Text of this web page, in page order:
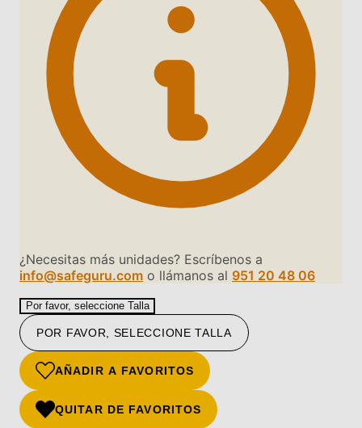
¿Necesitas más unidades? Escríbenos a
info@safeguru.com o llámanos al 951 20 48 06
Por favor, seleccione Talla
POR FAVOR, SELECCIONE TALLA
AÑADIR A FAVORITOS
QUITAR DE FAVORITOS